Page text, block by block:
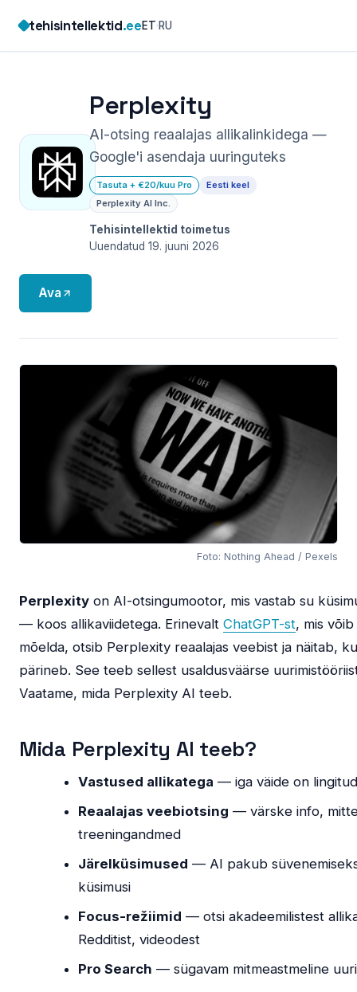
content
tehisintellektid.eeET·RU
Perplexity
AI-otsing reaalajas allikalinkidega —
Google'i asendaja uuringuteks
Tasuta + €20/kuu Pro
Eesti keel
Perplexity AI Inc.
Tehisintellektid toimetus
Uuendatud 19. juuni 2026
Ava
Foto: Nothing Ahead / Pexels
Perplexity on AI-otsingumootor, mis vastab su
— koos allikaviidetega. Erinevalt ChatGPT-st, mis
mõelda, otsib Perplexity reaalajas veebist ja näitab,
pärineb. See teeb sellest usaldusväärse
Vaatame, mida Perplexity AI teeb.
Mida Perplexity AI teeb?
Vastused allikatega — iga väide on
Reaalajas veebiotsing — värske info,
treeningandmed
Järelküsimused — AI pakub
küsimusi
Focus-režiimid — otsi akadeemilistest
Redditist, videodest
Pro Search — sügavam mitmeastmeline